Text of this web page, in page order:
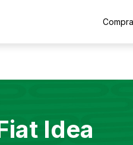
Idea